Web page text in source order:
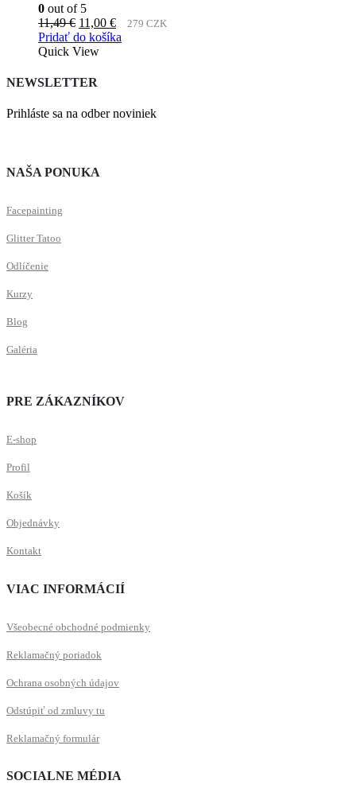
0 out of 5
11,49€ Pôvodná
cena
bola:
11,00 €Aktuálna
cena
279 CZK
Pridať do košíka
Quick View
NEWSLETTER
Prihláste sa na odber noviniek
NAŠA PONUKA
Facepainting
Glitter Tatoo
Odlíčenie
Kurzy
Blog
Galéria
PRE ZÁKAZNÍKOV
E-shop
Profil
Košík
Objednávky
Kontakt
VIAC INFORMÁCIÍ
Všeobecné obchodné podmienky
Reklamačný poriadok
Ochrana osobných údajov
Odstúpiť od zmluvy tu
Reklamačný formulár
SOCIALNE MÉDIA